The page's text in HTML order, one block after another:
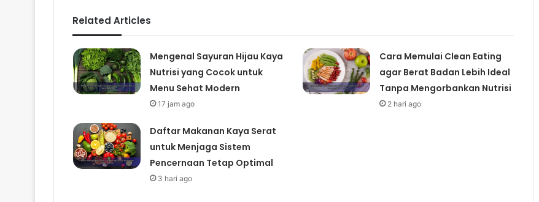
Related Articles
Mengenal Sayuran Hijau Kaya
Nutrisi yang Cocok untuk
Menu Sehat Modern
17 jam ago
Cara Memulai Clean Eating
agar Berat Badan Lebih Ideal
Tanpa Mengorbankan Nutrisi
2 hari ago
Daftar Makanan Kaya Serat
untuk Menjaga Sistem
Pencernaan Tetap Optimal
3 hari ago